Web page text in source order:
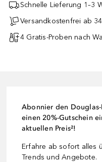
Schnelle Lieferung 1–3
Versandkostenfrei ab
4 Gratis-Proben nach
Abonnier den
einen 20%-Gutschein
aktuellen Preis²!
Erfahre ab sofort alles
Trends und Angebote.